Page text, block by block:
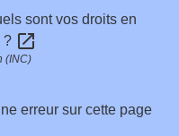
sont vos droits en
? open_in_new
(INC)
erreur sur cette page